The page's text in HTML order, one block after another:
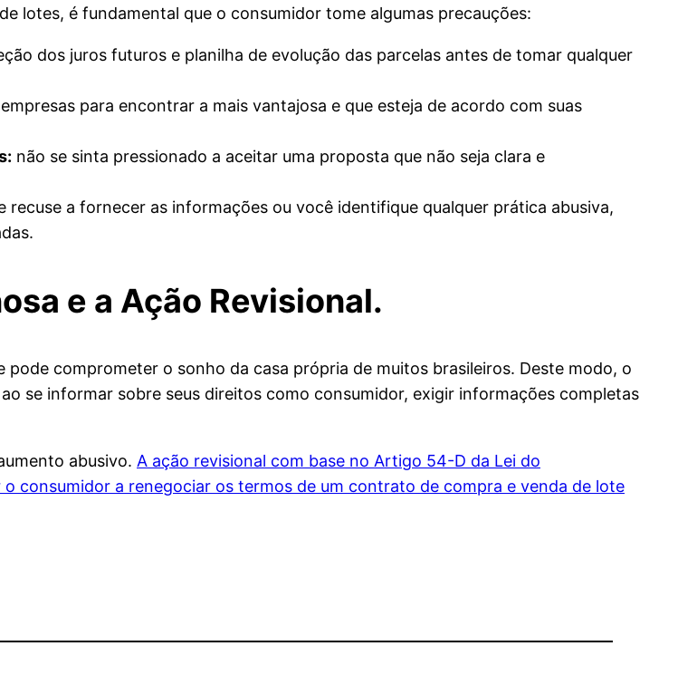
lotes, é fundamental que o consumidor tome algumas precauções:
dos juros futuros e planilha de evolução das parcelas antes de tomar qualquer
para encontrar a mais vantajosa e que esteja de acordo com suas
não se sinta pressionado a aceitar uma proposta que não seja clara e
recuse a fornecer as informações ou você identifique qualquer prática abusiva,
e a Ação Revisional.
comprometer o sonho da casa própria de muitos brasileiros. Deste modo, o
se informar sobre seus direitos como consumidor, exigir informações completas
abusivo. A ação revisional com base no Artigo 54-D da Lei do
consumidor a renegociar os termos de um contrato de compra e venda de lote